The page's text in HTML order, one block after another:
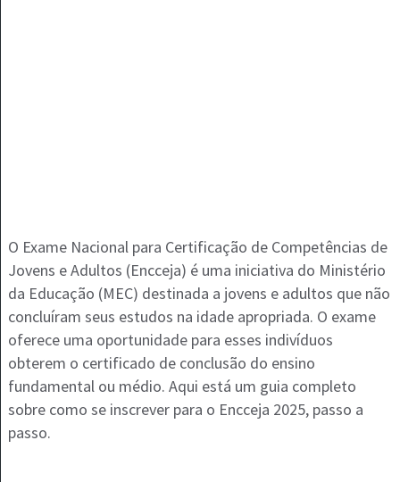
O Exame Nacional para Certificação de Competências de
Jovens e Adultos (Encceja) é uma iniciativa do Ministério
da Educação (MEC) destinada a jovens e adultos que não
concluíram seus estudos na idade apropriada. O exame
oferece uma oportunidade para esses indivíduos
obterem o certificado de conclusão do ensino
fundamental ou médio. Aqui está um guia completo
sobre como se inscrever para o Encceja 2025, passo a
passo.